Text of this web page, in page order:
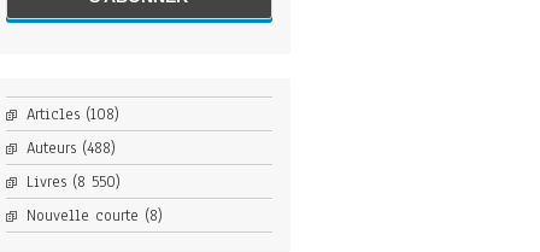
Articles(108)
Auteurs(488)
Livres(8 550)
Nouvelle courte (8)